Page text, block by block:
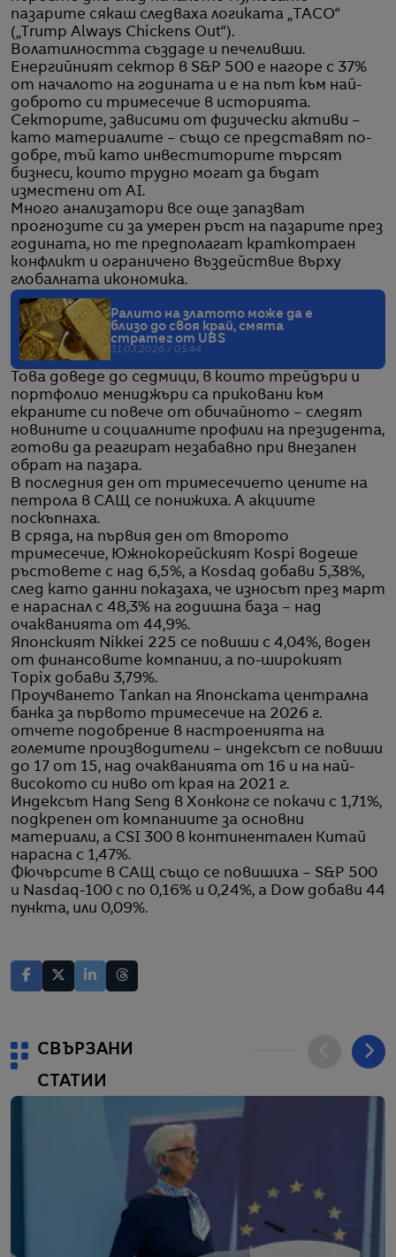
пазарите сякаш следваха логиката „TACO“
(„Trump Always Chickens Out“).
Волатилността създаде и печеливши.
Енергийният сектор в S&P 500 е нагоре с 37%
от началото на годината и е на път към най-
доброто си тримесечие в историята.
Секторите, зависими от физически активи –
като материалите – също се представят по-
добре, тъй като инвеститорите търсят
бизнеси, които трудно могат да бъдат
изместени от AI.
Много анализатори все още запазват
прогнозите си за умерен ръст на пазарите през
годината, но те предполагат краткотраен
конфликт и ограничено въздействие върху
глобалната икономика.
Ралито на златото може да е
близо до своя край, смята
стратег от UBS
31.03.2026 / 05:44
Това доведе до седмици, в които трейдъри и
портфолио мениджъри са приковани към
екраните си повече от обичайното – следят
новините и социалните профили на президента,
готови да реагират незабавно при внезапен
обрат на пазара.
В последния ден от тримесечието цените на
петрола в САЩ се понижиха. А акциите
поскъпнаха.
В сряда, на първия ден от второто
тримесечие, Южнокорейският Kospi водеше
ръстовете с над 6,5%, а Kosdaq добави 5,38%,
след като данни показаха, че износът през март
е нараснал с 48,3% на годишна база – над
очакванията от 44,9%.
Японският Nikkei 225 се повиши с 4,04%, воден
от финансовите компании, а по-широкият
Topix добави 3,79%.
Проучването Tankan на Японската централна
банка за първото тримесечие на 2026 г.
отчете подобрение в настроенията на
големите производители – индексът се повиши
до 17 от 15, над очакванията от 16 и на най-
високото си ниво от края на 2021 г.
Индексът Hang Seng в Хонконг се покачи с 1,71%,
подкрепен от компаниите за основни
материали, а CSI 300 в континентален Китай
нарасна с 1,47%.
Фючърсите в САЩ също се повишиха – S&P 500
и Nasdaq-100 с по 0,16% и 0,24%, а Dow добави 44
пункта, или 0,09%.
СВЪРЗАНИ
СТАТИИ